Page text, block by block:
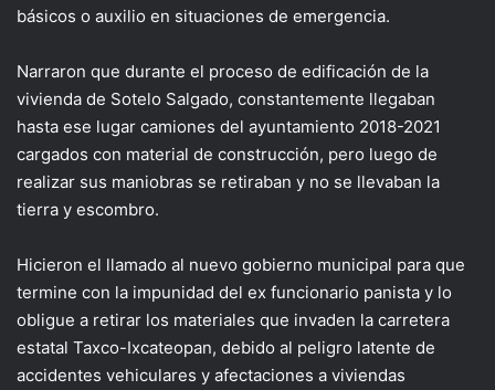
básicos o auxilio en situaciones de emergencia.
Narraron que durante el proceso de edificación de la
vivienda de Sotelo Salgado, constantemente llegaban
hasta ese lugar camiones del ayuntamiento 2018-2021
cargados con material de construcción, pero luego de
realizar sus maniobras se retiraban y no se llevaban la
tierra y escombro.
Hicieron el llamado al nuevo gobierno municipal para que
termine con la impunidad del ex funcionario panista y lo
obligue a retirar los materiales que invaden la carretera
estatal Taxco-Ixcateopan, debido al peligro latente de
accidentes vehiculares y afectaciones a viviendas